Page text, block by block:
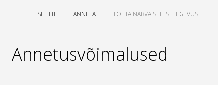
ESILEHT ANNETA TOETA NARVA SELTSI TEGEVUST
Annetusvõimalused